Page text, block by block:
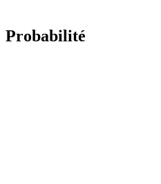
Probabilité